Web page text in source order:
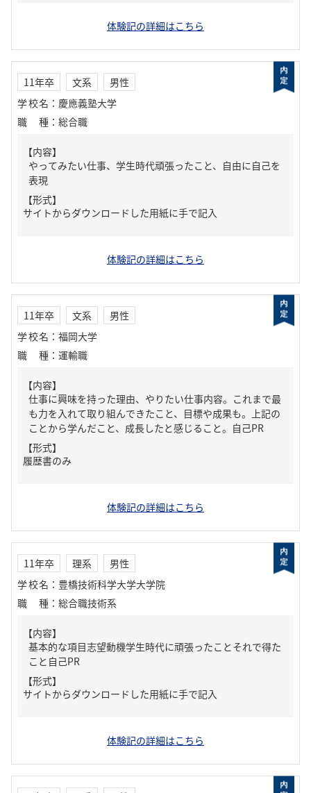
体験記の詳細はこちら
11年卒 文系
男性
学校名 ： 慶應義塾大学
職種 ： 総合職
【内容】
やってみたい仕事、学生時代頑張ったこと、自由に自己を
表現
【形式】
サイトからダウンロードした用紙に手で記入
体験記の詳細はこちら
11年卒 文系
男性
学校名 ： 福岡大学
職種 ： 運輸職
【内容】
仕事に興味を持った理由、やりたい仕事内容。これまで最
も力を入れて取り組んできたこと、目標や成果も。上記の
ことから学んだこと、成長したと感じること。自己PR
【形式】
履歴書のみ
体験記の詳細はこちら
11年卒 理系
男性
学校名 ： 豊橋技術科学大学大学院
職種 ： 総合職技術系
【内容】
基本的な項目志望動機学生時代に頑張ったことそれで得た
こと自己PR
【形式】
サイトからダウンロードした用紙に手で記入
体験記の詳細はこちら